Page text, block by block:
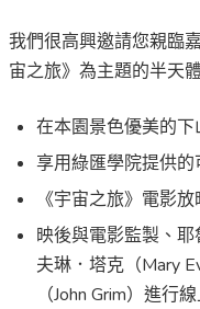
我們很高興邀請您親臨
宙之旅》為主題的半天
在本園景色優美的
享用綠匯學院提供
《宇宙之旅》電影放
映後與電影監製、
夫琳．塔克（Mary
（John Grim）進行